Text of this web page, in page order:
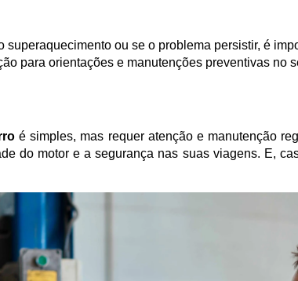
superaquecimento ou se o problema persistir, é
para orientações e manutenções preventivas no
é simples, mas requer atenção e manutenção
do motor e a segurança nas suas viagens. E,